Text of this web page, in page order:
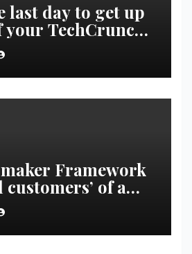
last day to get up
TechCrunch
ticket |
Framework
of a
| VseTime.ru